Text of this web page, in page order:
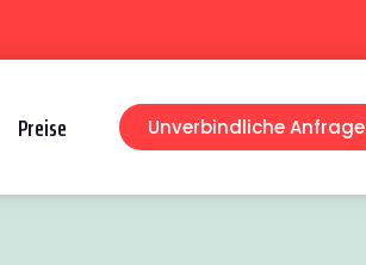
Preise Unverbindliche Anfrage